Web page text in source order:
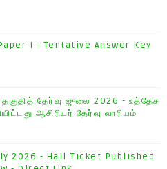
I - Tentative Answer Key
தகுதித் தேர்வு ஜுலை 2026 - உத்தேச
ஆசிரியர் தேர்வு வாரியம்
2026 - Hall Ticket Published